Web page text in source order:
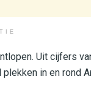
Uit cijfers
in en rond